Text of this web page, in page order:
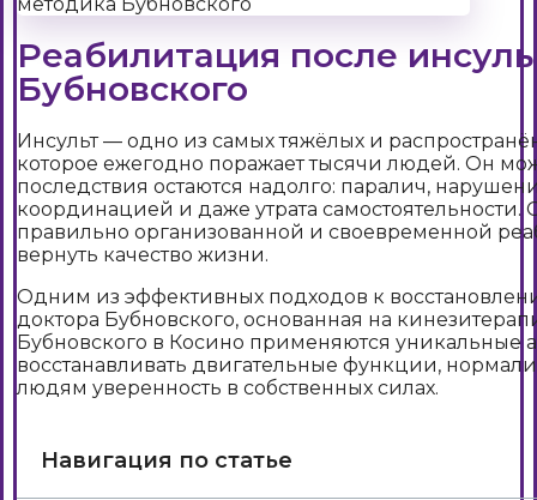
Реабилитация после
Бубновского
Инсульт — одно из самых тяжёлых и
которое ежегодно поражает тысячи людей. Он
последствия остаются надолго: паралич,
координацией и даже утрата
правильно организованной и своевременной
вернуть качество жизни.
Одним из эффективных подходов к
доктора Бубновского, основанная на
Бубновского в Косино применяются уникальные
восстанавливать двигательные функции,
людям уверенность в собственных силах.
Навигация по статье